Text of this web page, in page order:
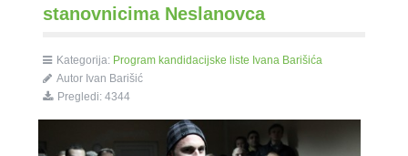
stanovnicima Neslanovca
Kategorija: Program kandidacijske liste Ivana Barišića
Autor Ivan Barišić
Pregledi: 4344